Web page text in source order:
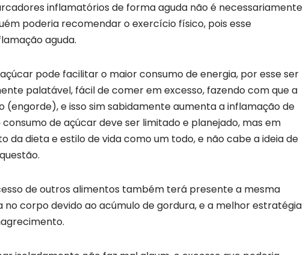
inflamatórios de forma aguda não é necessariamente
poderia recomendar o exercício físico, pois esse
aguda.
pode facilitar o maior consumo de energia, por esse ser
palatável, fácil de comer em excesso, fazendo com que a
(engorde), e isso sim sabidamente aumenta a inflamação de
de açúcar deve ser limitado e planejado, mas em
da dieta e estilo de vida como um todo, e não cabe a ideia de
de outros alimentos também terá presente a mesma
corpo devido ao acúmulo de gordura, e a melhor estratégia